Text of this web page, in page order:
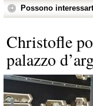
Possono
Christofle
palazzo